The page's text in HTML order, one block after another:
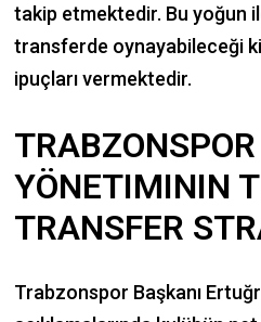
takip etmektedir. Bu yoğun
transferde oynayabileceği
ipuçları vermektedir.
TRABZONSPOR
YÖNETIMININ
TRANSFER
Trabzonspor Başkanı